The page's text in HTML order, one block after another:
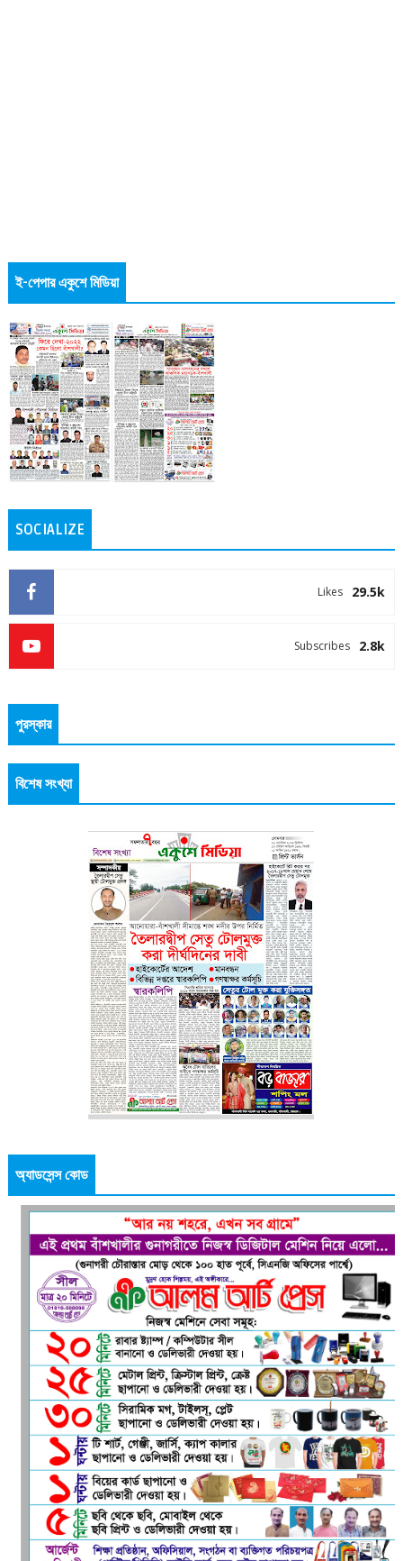
ই-পেপার একুশে মিডিয়া
SOCIALIZE
29.5k
Likes
2.8k
Subscribes
পুরস্কার
বিশেষ সংখ্যা
অ্যাডসেন্স কোড